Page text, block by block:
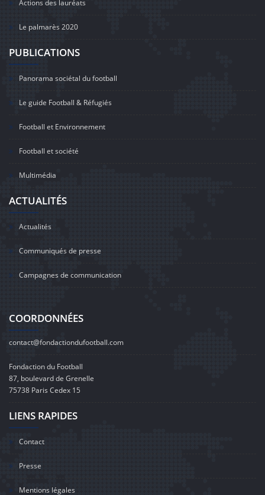
Actions des lauréats
Le palmarès 2020
PUBLICATIONS
Panorama sociétal du football
Le guide Football & Réfugiés
Football et Environnement
Football et société
Multimédia
ACTUALITÉS
Actualités
Communiqués de presse
Campagnes de communication
COORDONNÉES
contact@fondactiondufootball.com
Fondaction du Football
87, boulevard de Grenelle
75738 Paris Cedex 15
LIENS RAPIDES
Contact
Presse
Mentions légales